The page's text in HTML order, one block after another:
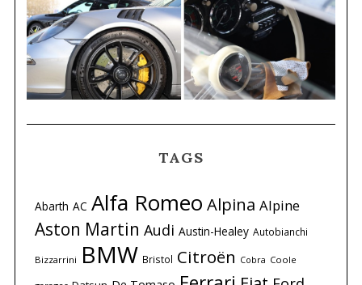
TAGS
Abarth AC Alfa Romeo Alpina Alpine
Aston Martin Audi Austin-Healey Autobianchi
Bizzarrini BMW Bristol Citroën Cobra Coole